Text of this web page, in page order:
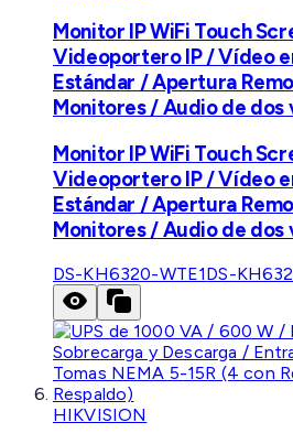
Monitor IP WiFi Touch
Videoportero IP / Vídeo
Estándar / Apertura
Monitores / Audio de dos
Monitor IP WiFi Touch
Videoportero IP / Vídeo
Estándar / Apertura
Monitores / Audio de dos
DS-KH6320-WTE1DS-
HIKVISION